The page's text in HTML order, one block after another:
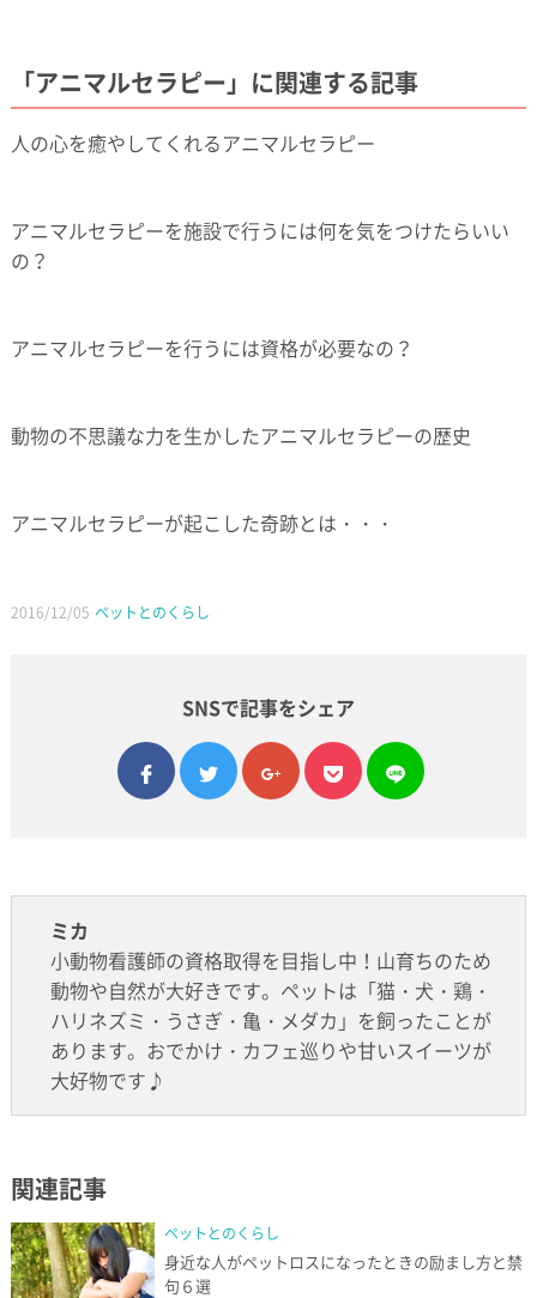
「アニマルセラピー」に関連する記事
人の心を癒やしてくれるアニマルセラピー
アニマルセラピーを施設で行うには何を気をつけたらいい
の？
アニマルセラピーを行うには資格が必要なの？
動物の不思議な力を生かしたアニマルセラピーの歴史
アニマルセラピーが起こした奇跡とは・・・
2016/12/05 ペットとのくらし
SNSで記事をシェア
facebook
twittergoogle plus
pocket
line
ミカ
小動物看護師の資格取得を目指し中！山育ちのため
動物や自然が大好きです。ペットは「猫・犬・鶏・
ハリネズミ・うさぎ・亀・メダカ」を飼ったことが
あります。おでかけ・カフェ巡りや甘いスイーツが
大好物です♪
関連記事
ペットとのくらし
身近な人がペットロスになったときの励まし方と禁
句６選